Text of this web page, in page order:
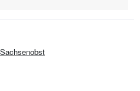
Sachsenobst